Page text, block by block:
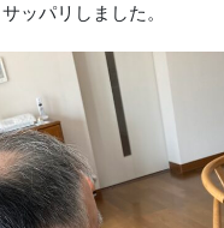
ッパリしました。